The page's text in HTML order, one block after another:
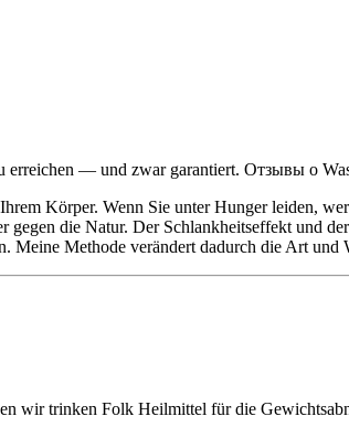
erreichen — und zwar garantiert. Отзывы о
Körper. Wenn Sie unter Hunger leiden,
die Natur. Der Schlankheitseffekt und
Methode verändert dadurch die Art und
wir trinken Folk Heilmittel für die